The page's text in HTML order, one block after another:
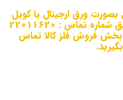
ورق ارجینال یا کویل
استیل می توانید از طریق شماره تماس : 22011620
بخش فروش فلز کالا تماس
بگیرید.